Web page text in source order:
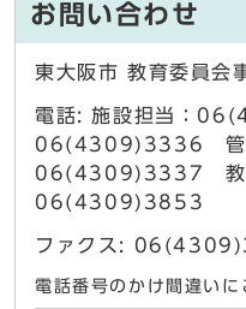
お問い合わせ
東大阪市 教育委員会
電話: 施設担当：
06(4309)3336 管
06(4309)3337 教
06(4309)3853
ファクス:
電話番号のかけ間違いに